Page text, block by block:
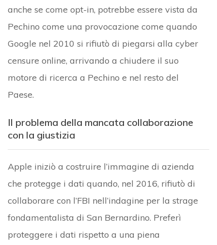
anche se come opt-in, potrebbe essere vista da
Pechino come una provocazione come quando
Google nel 2010 si rifiutò di piegarsi alla cyber
censure online, arrivando a chiudere il suo
motore di ricerca a Pechino e nel resto del
Paese.
Il problema della mancata collaborazione
con la giustizia
Apple iniziò a costruire l’immagine di azienda
che protegge i dati quando, nel 2016, rifiutò di
collaborare con l’FBI nell’indagine per la strage
fondamentalista di San Bernardino. Preferì
proteggere i dati rispetto a una piena